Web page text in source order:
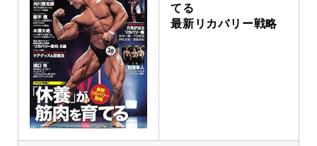
てる
最新リカバリー戦略